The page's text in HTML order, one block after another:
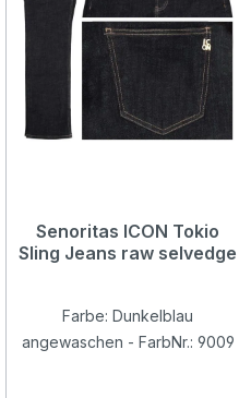
Senoritas ICON Tokio
Sling Jeans raw selvedge
Farbe: Dunkelblau
angewaschen - FarbNr.: 9009